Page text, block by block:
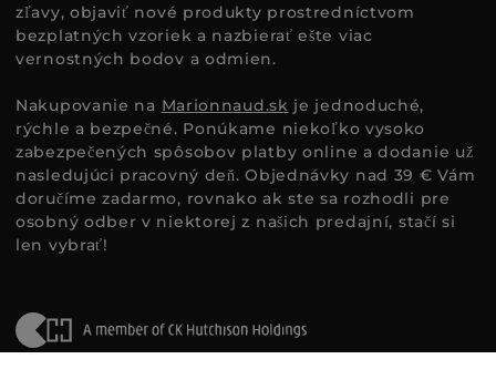
zľavy, objaviť nové produkty prostredníctvom
bezplatných vzoriek a nazbierať ešte viac
vernostných bodov a odmien.
Nakupovanie na Marionnaud.sk je jednoduché,
rýchle a bezpečné. Ponúkame niekoľko vysoko
zabezpečených spôsobov platby online a dodanie už
nasledujúci pracovný deň. Objednávky nad 39 € Vám
doručíme zadarmo, rovnako ak ste sa rozhodli pre
osobný odber v niektorej z našich predajní, stačí si
len vybrať!